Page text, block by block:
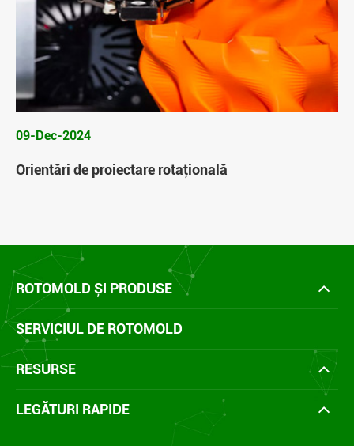
09-Dec-2024
Orientări de proiectare rotaţională
ROTOMOLD ȘI PRODUSE
SERVICIUL DE ROTOMOLD
RESURSE
LEGĂTURI RAPIDE